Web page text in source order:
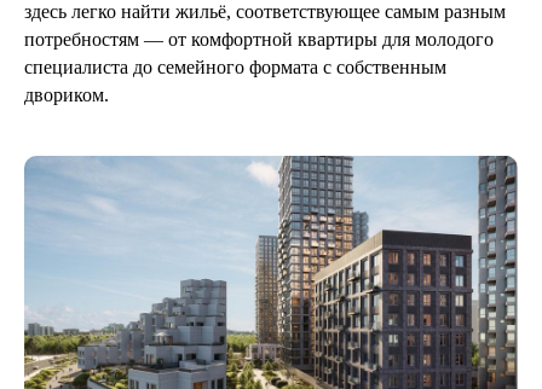
здесь легко найти жильё, соответствующее самым разным
потребностям — от комфортной квартиры для молодого
специалиста до семейного формата с собственным
двориком.